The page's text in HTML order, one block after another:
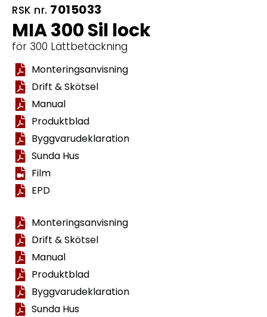
RSK nr. 7015033
MIA 300 Sil lock
för 300 Lättbetäckning
Monteringsanvisning
Drift & Skötsel
Manual
Produktblad
Byggvarudeklaration
Sunda Hus
Film
EPD
Monteringsanvisning
Drift & Skötsel
Manual
Produktblad
Byggvarudeklaration
Sunda Hus